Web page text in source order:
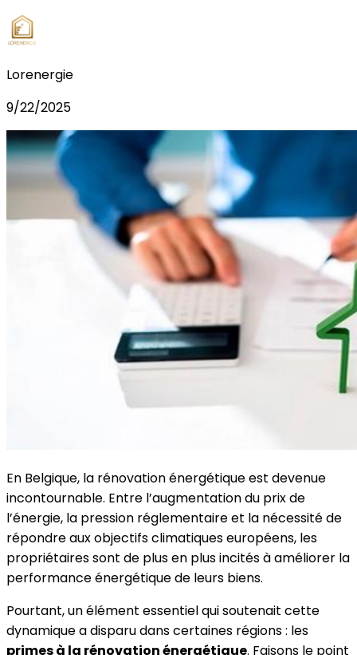
Lorenergie
9/22/2025
En Belgique, la rénovation énergétique est devenue
incontournable. Entre l’augmentation du prix de
l’énergie, la pression réglementaire et la nécessité de
répondre aux objectifs climatiques européens, les
propriétaires sont de plus en plus incités à améliorer la
performance énergétique de leurs biens.
Pourtant, un élément essentiel qui soutenait cette
dynamique a disparu dans certaines régions : les
primes à la rénovation énergétique. Faisons le point